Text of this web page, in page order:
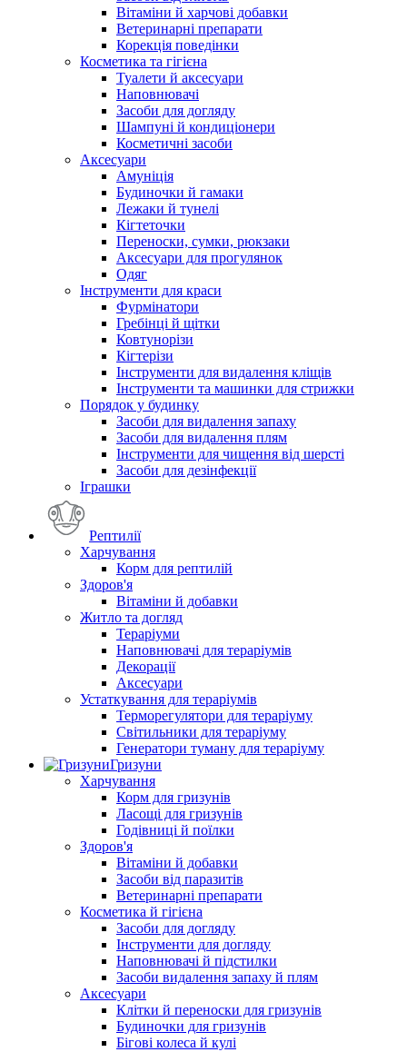
Вітаміни й харчові добавки
Ветеринарні препарати
Корекція поведінки
Косметика та гігієна
Туалети й аксесуари
Наповнювачі
Засоби для догляду
Шампуні й кондиціонери
Косметичні засоби
Аксесуари
Амуніція
Будиночки й гамаки
Лежаки й тунелі
Кігтеточки
Переноски, сумки, рюкзаки
Аксесуари для прогулянок
Одяг
Інструменти для краси
Фурмінатори
Гребінці й щітки
Ковтунорізи
Кігтерізи
Інструменти для видалення кліщів
Інструменти та машинки для стрижки
Порядок у будинку
Засоби для видалення запаху
Засоби для видалення плям
Інструменти для чищення від шерсті
Засоби для дезінфекції
Іграшки
Рептилії
Харчування
Корм для рептилій
Здоров'я
Вітаміни й добавки
Житло та догляд
Тераріуми
Наповнювачі для тераріумів
Декорації
Аксесуари
Устаткування для тераріумів
Терморегулятори для тераріуму
Світильники для тераріуму
Генератори туману для тераріуму
Гризуни
Харчування
Корм для гризунів
Ласощі для гризунів
Годівниці й поїлки
Здоров'я
Вітаміни й добавки
Засоби від паразитів
Ветеринарні препарати
Косметика й гігієна
Засоби для догляду
Інструменти для догляду
Наповнювачі й підстилки
Засоби видалення запаху й плям
Аксесуари
Клітки й переноски для гризунів
Будиночки для гризунів
Бігові колеса й кулі